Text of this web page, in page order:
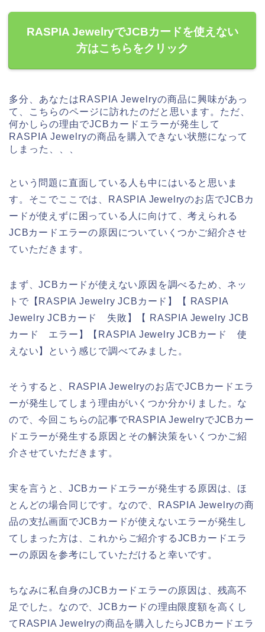
RASPIA JewelryでJCBカードを使えない
方はこちらをクリック
多分、あなたはRASPIA Jewelryの商品に興味があっ
て、こちらのページに訪れたのだと思います。ただ、
何かしらの理由でJCBカードエラーが発生して
RASPIA Jewelryの商品を購入できない状態になって
しまった、、、
という問題に直面している人も中にはいると思いま
す。そこでここでは、RASPIA Jewelryのお店でJCBカ
ードが使えずに困っている人に向けて、考えられる
JCBカードエラーの原因についていくつかご紹介させ
ていただきます。
まず、JCBカードが使えない原因を調べるため、ネッ
トで【RASPIA Jewelry JCBカード】【 RASPIA
Jewelry JCBカード 失敗】【 RASPIA Jewelry JCB
カード エラー】【RASPIA Jewelry JCBカード 使
えない】という感じで調べてみました。
そうすると、RASPIA Jewelryのお店でJCBカードエラ
ーが発生してしまう理由がいくつか分かりました。な
ので、今回こちらの記事でRASPIA JewelryでJCBカー
ドエラーが発生する原因とその解決策をいくつかご紹
介させていただきます。
実を言うと、JCBカードエラーが発生する原因は、ほ
とんどの場合同じです。なので、RASPIA Jewelryの商
品の支払画面でJCBカードが使えないエラーが発生し
てしまった方は、これからご紹介するJCBカードエラ
ーの原因を参考にしていただけると幸いです。
ちなみに私自身のJCBカードエラーの原因は、残高不
足でした。なので、JCBカードの理由限度額を高くし
てRASPIA Jewelryの商品を購入したらJCBカードエラ